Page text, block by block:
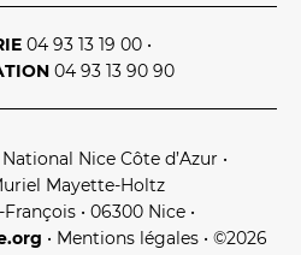
04 93 13 19 00 •
04 93 13 90 90
Nice Côte d’Azur •
Mayette‑Holtz
• 06300 Nice •
• Mentions légales• ©2026